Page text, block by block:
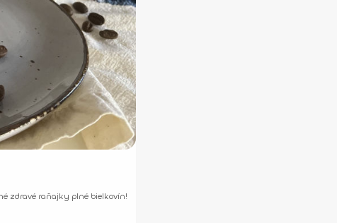
zdravé raňajky plné bielkovín!